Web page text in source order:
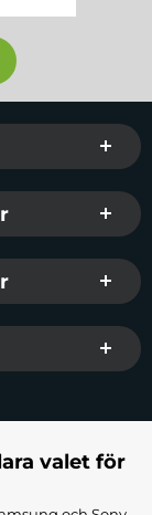
länkar
valet för